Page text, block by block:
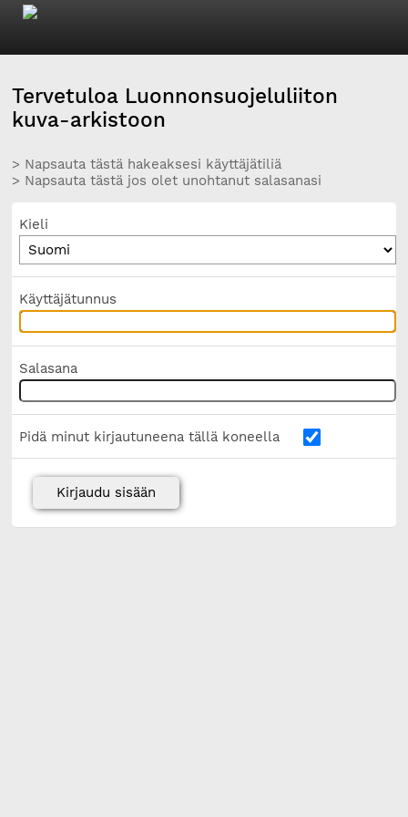
Tervetuloa Luonnonsuojeluliiton
kuva-arkistoon
> Napsauta tästä hakeaksesi käyttäjätiliä
> Napsauta tästä jos olet unohtanut salasanasi
Kieli
Käyttäjätunnus
Salasana
Pidä minut kirjautuneena tällä koneella